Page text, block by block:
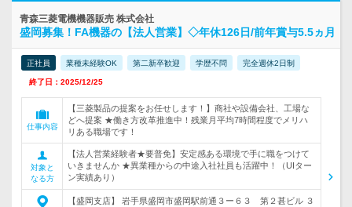
青森三菱電機機器販売 株式会社
盛岡募集！FA機器の【法人営業】◇年休126日/前年賞与5.5ヵ月
正社員 業種未経験OK 第二新卒歓迎 学歴不問 完全週休2日制
終了日：2025/12/25
仕事内容
【三菱製品の提案をお任せします！】商社や設備会社、工場な
どへ提案 ★働き方改革推進中！残業月平均7時間程度でメリハ
リある職場です！
対象と
なる方
【法人営業経験者★要普免】安定感ある環境で手に職をつけて
いきませんか ★異業種からの中途入社社員も活躍中！（UIター
ン実績あり）
【盛岡支店】 岩手県盛岡市盛岡駅前通３ー６３ 第２甚ビル ３